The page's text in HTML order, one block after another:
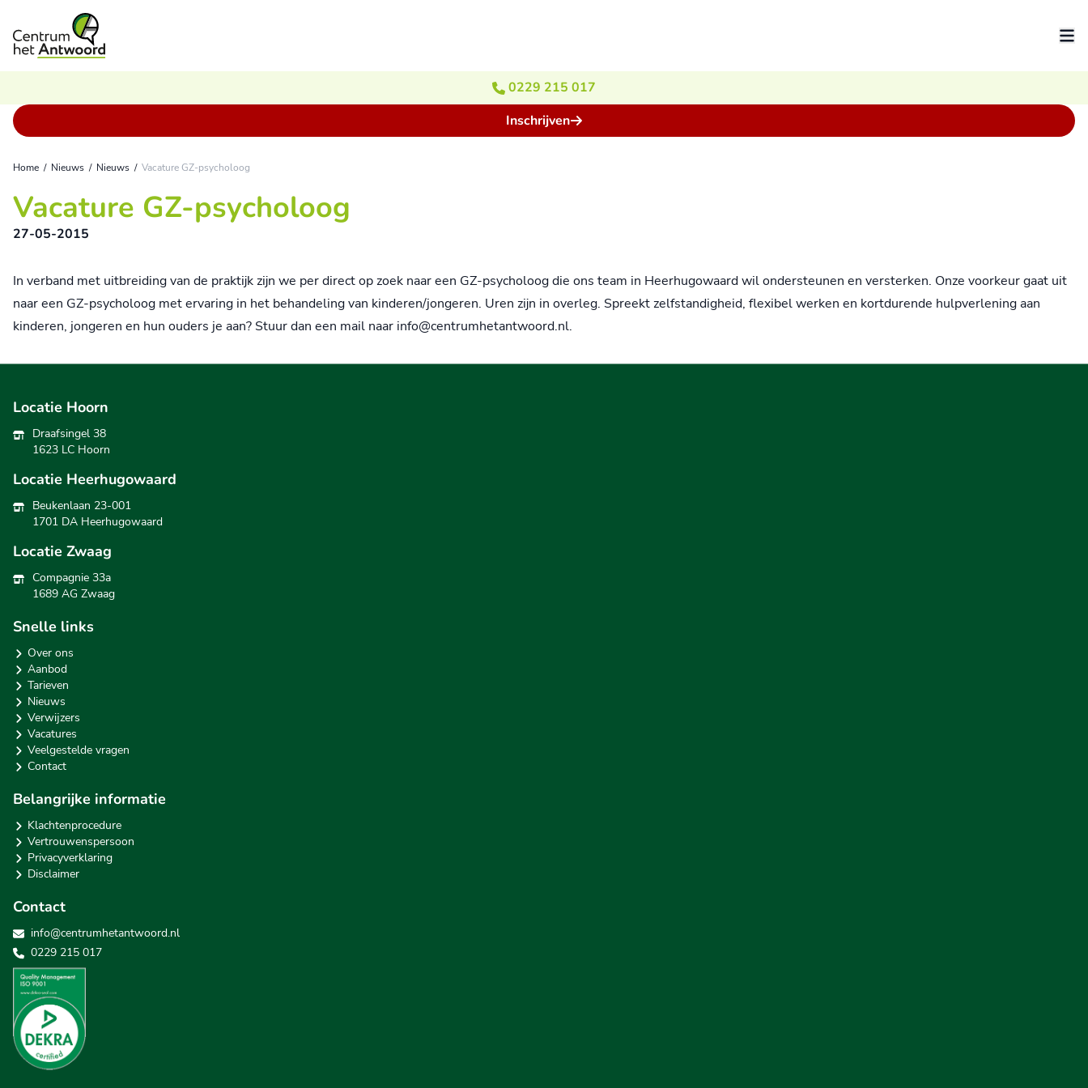
Ga naar de inhoud
0229 215 017
Inschrijven
Home / Nieuws / Nieuws / Vacature GZ-psycholoog
Vacature GZ-psycholoog
27-05-2015
In verband met uitbreiding van de praktijk zijn we per direct op zoek naar een GZ-psycholoog die ons team in Heerhugowaard wil ondersteunen en versterken. Onze voorkeur gaat uit
naar een GZ-psycholoog met ervaring in het behandeling van kinderen/jongeren. Uren zijn in overleg. Spreekt zelfstandigheid, flexibel werken en kortdurende hulpverlening aan
kinderen, jongeren en hun ouders je aan? Stuur dan een mail naar info@centrumhetantwoord.nl.
Locatie Hoorn
Draafsingel 38
1623 LC Hoorn
Locatie Heerhugowaard
Beukenlaan 23-001
1701 DA Heerhugowaard
Locatie Zwaag
Compagnie 33a
1689 AG Zwaag
Snelle links
Over ons
Aanbod
Tarieven
Nieuws
Verwijzers
Vacatures
Veelgestelde vragen
Contact
Belangrijke informatie
Klachtenprocedure
Vertrouwenspersoon
Privacyverklaring
Disclaimer
Contact
info@centrumhetantwoord.nl
0229 215 017